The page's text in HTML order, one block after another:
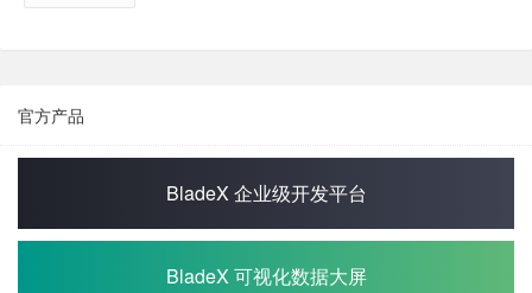
官方产品
BladeX 企业级开发平台
BladeX 可视化数据大屏